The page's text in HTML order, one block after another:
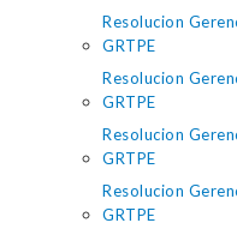
Resolucion
GRTPE
Resolucion
GRTPE
Resolucion
GRTPE
Resolucion
GRTPE